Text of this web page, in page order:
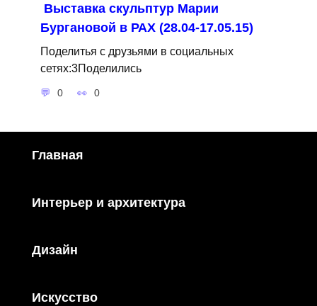
Выставка скульптур Марии
Бургановой в РАХ (28.04-17.05.15)
Поделитья с друзьями в социальных
сетях:3Поделились
0 0
Главная
Интерьер и архитектура
Дизайн
Искусство